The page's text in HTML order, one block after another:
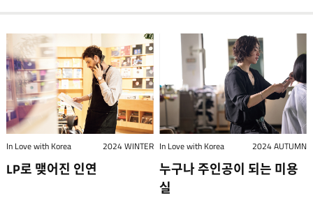
In Love with Korea 2024 WINTER
LP로 맺어진 인연
In Love with Korea 2024 AUTUMN
누구나 주인공이 되는 미용
실